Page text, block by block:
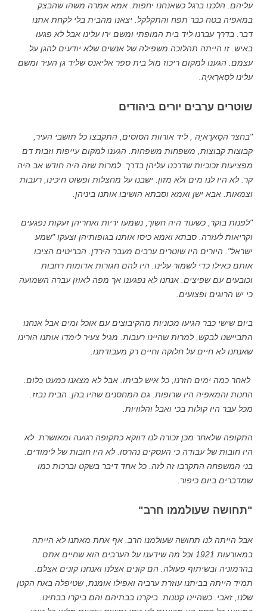
עליהם. הלכנו ברגל כשאנחנו יחפות. אמא אמרה משהו שהבצק
במאפיה בטח כבר תפח והתקלקל. יצאנו מהבית בלי לקחת אתנו
דבר. בדרך עברנו ליד בית המופתי ומשם ירו עלינו אבל לא פגעו
באיש. זו הייתה תהלוכה משפילה של אנשים שלא יודעים להגן על
עצמם. הגענו למקום ריכוז מול בית ספר אליאנס שליד גן העיר ומשם
עלינו לסָארָאיָה.
שוטרים ערבים יורים ביהודים
"בחצר הסָארָאיָה , ליד אורוות הסוסים, התקבצו כל תושבי העיר,
קבוצות קבוצות, משפחות משפחות. הגענו למקום עייפות וזבות דם
מפציעות זכוכיות שדרכנו עליהן בדרך. למרות שזה היה חודש אב היה
קר. לא היו לנו מים ולא מזון. ישבנו על מחצלות ופשוט חיכינו, רעבות
וצמאות. אבא ישן ואמא וסבתא הושיבו אותנו ביניהן.
"לפנות בוקר, כשעוד היה חשוך, נשמעו יריות ואחריהן זעקות נפגעים
וקריאות לעזרה. סבתא ואמא כיסו אותנו בגופותיהן וצעקו "שמע
ישראל". היורים היו שוטרים ערבים מעבר הירדן. הבריטים הציבו
אותם כאילו כדי לשמור עלינו. היו להם חגורות אדומות רחבות
וכובעים עם שפיצים. אנחנו לא נפגענו אך מפה לאוזן עברה השמועה
כי יש הרוגים ופצועים.
ביום שישי כבר הגיעו מכוניות מהקיבוצים עם אוכל ומים אבל אנחנו
התביישנו לבקש, למרות שהיינו רעבות. מגיל צעיר לימדו אותנו הורינו
שאנחנו לא חיים על חלוקה וחיים רק מעבודתנו.
לאחר כמה ימים חזרנו, כל איש לביתו. אבל לא מצאנו כמעט כלום.
החנות והמאפיה היו שרופות. גם המחסנים שהיו בהן. הבית נבזז.
מכל עבר היו קולות בכי ואבל והלוויות.
התקופה שלאחר מכן זכורה לנו דווקא כתקופה רגועה ומאושרת. לא
היו חובות של עבודה כי העסקים נהרסו. לא היו חובות של לימודים.
בני המשפחה התקרבו זה לזה. כל אחד דיבר בשקט וברכות כמו
שמדברים ביום כיפור.
"תחושה שעולממו חרב"
אבל הייתה לנו תחושה שעולמנו חרב. אף אחת מאתנו לא הייתה
במאורעות 1921 וכל מה שידענו על הערבים הוא שחיים אתם
בהרמוניה ובשיתוף פעולה. הם קונים אצלנו ואנחנו קונים אצלם.
תמיד הייתה בביתנו עוזרת ערביה ואפילו אומנת, שטיפלה באח הקטן
שלנו, זאבי. כשהיינו קטנות. ביקרנו בבתיהם והם ביקרו בבתינו.